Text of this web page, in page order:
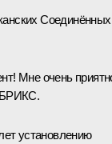
Соединённых
Мне очень
БРИКС.
установлению